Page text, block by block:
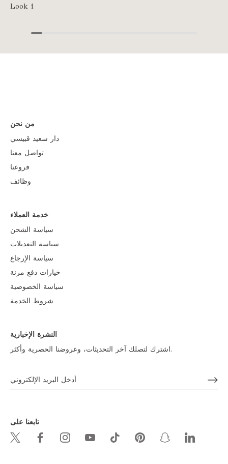
Look 1
من نحن
دار سعيد قبيسي
تواصل معنا
فروعنا
وظائف
خدمة العملاء
سياسة الشحن
سياسة التعديلات
سياسة الإرجاع
خيارات دفع مرنة
سياسة الخصوصية
شروط الخدمة
النشرة الإخبارية
اشترك لتصلك آخر التحديثات، وعروضنا الحصرية وأكثر.
تابعنا على